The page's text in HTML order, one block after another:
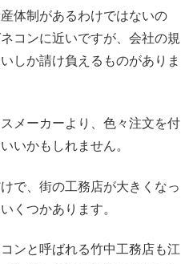
体制があるわけではないの
コンに近いですが、会社の規
しか請け負えるものがありま
メーカーより、色々注文を付
いかもしれません。
で、街の工務店が大きくなっ
くつかあります。
ンと呼ばれる竹中工務店も江